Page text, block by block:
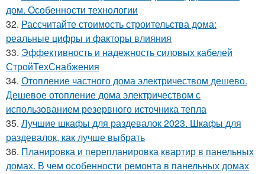
дом. Особенности технологии
32. Рассчитайте стоимость строительства дома:
реальные цифры и факторы влияния
33. Эффективность и надежность силовых кабелей
СтройТехСнабжения
34. Отопление частного дома электричеством дешево.
Дешевое отопление дома электричеством с
использованием резервного источника тепла
35. Лучшие шкафы для раздевалок 2023. Шкафы для
раздевалок, как лучше выбрать
36. Планировка и перепланировка квартир в панельных
домах. В чем особенности ремонта в панельных домах